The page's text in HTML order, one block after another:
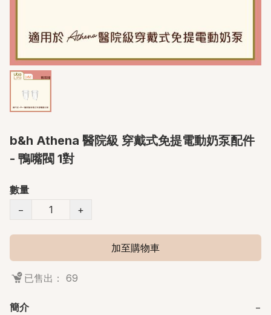
b&h Athena 醫院級 穿戴式免提電動奶泵配件
- 鴨嘴閥 1對
數量
−
+
加至購物車
已售出： 69
簡介 −